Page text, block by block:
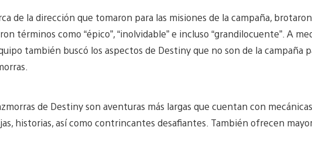
de la dirección que tomaron para las misiones de la campaña,
términos como “épico”, “inolvidable” e incluso “grandilocuente”. A
también buscó los aspectos de Destiny que no son de la campaña
de Destiny son aventuras más largas que cuentan con
historias, así como contrincantes desafiantes. También ofrecen